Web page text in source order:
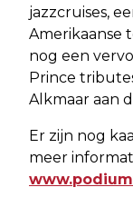
jazzcruises,
Amerikaanse
nog een
Prince
Alkmaar aan
Er zijn nog
meer